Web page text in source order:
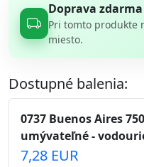
Doprava zdarma
Pri tomto produkte
miesto.
Dostupné balenia:
0737 Buenos Aires
umývateľné -
7,28 EUR